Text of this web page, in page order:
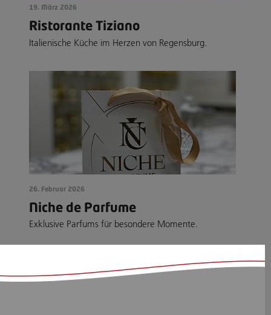
19. März 2026
Ristorante Tiziano
Italienische Küche im Herzen von Regensburg.
26. Februar 2026
Niche de Parfume
Exklusive Parfums für besondere Momente.